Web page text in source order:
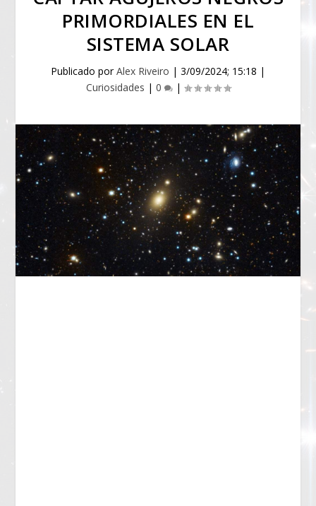
PRIMORDIALES EN EL
SISTEMA SOLAR
Publicado porAlex Riveiro | 3/09/2024; 15:18 |
Curiosidades | 0 |